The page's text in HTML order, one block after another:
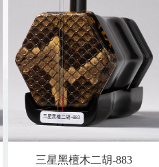
三星黑檀木二胡-883